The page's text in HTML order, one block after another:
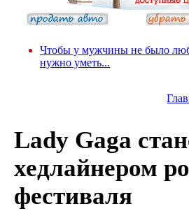
Чтобы у мужчины не было
нужно уметь...
Lady Gaga
хедлайнером
фестиваля